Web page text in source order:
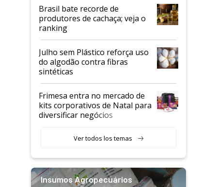
Brasil bate recorde de
produtores de cachaça; veja o
ranking
Julho sem Plástico reforça uso
do algodão contra fibras
sintéticas
Frimesa entra no mercado de
kits corporativos de Natal para
diversificar negócios
Ver todos los temas
Insumos Agropecuários